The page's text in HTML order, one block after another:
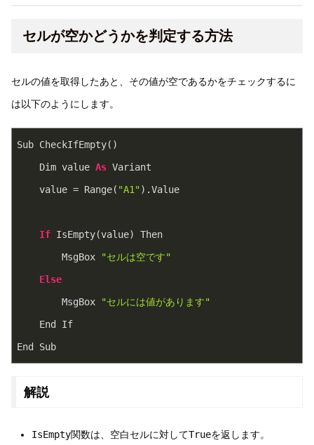
セルが空かどうかを判定する方法
セルの値を取得したあと、その値が空であるかをチェックするに
は以下のようにします。
Sub CheckIfEmpty()
    Dim value
As Variant
    value = Range(
"A1").Value
If IsEmpty(value) Then
        MsgBox
"セルは空です"
Else
        MsgBox
"セルには値があります"
    End If
End Sub
解説
IsEmpty関数は、空白セルに対してTrueを返します。